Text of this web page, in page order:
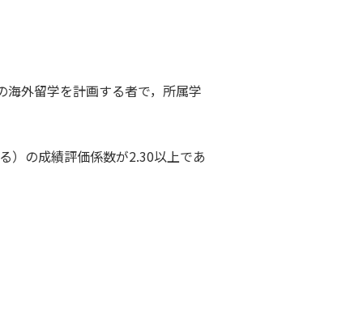
海外留学を計画する者で，所属学
）の成績評価係数が2.30以上であ